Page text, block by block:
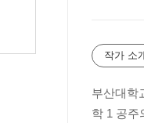
작가 소
부산대학
학 1 공주